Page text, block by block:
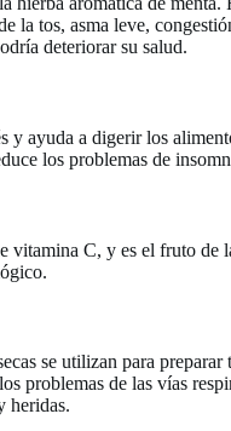
la tos, asma leve,
deteriorar su salud.
y ayuda a digerir los
los problemas de
vitamina C, y es el fruto
se utilizan para
problemas de las vías
heridas.